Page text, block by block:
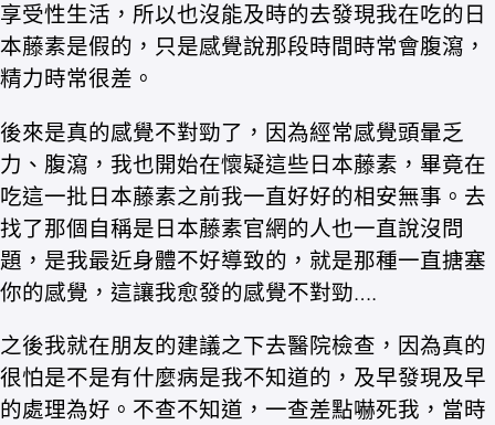
享受性生活，所以也沒能及時的去發現我在吃的日
本藤素是假的，只是感覺說那段時間時常會腹瀉，
精力時常很差。
後來是真的感覺不對勁了，因為經常感覺頭暈乏
力、腹瀉，我也開始在懷疑這些日本藤素，畢竟在
吃這一批日本藤素之前我一直好好的相安無事。去
找了那個自稱是日本藤素官網的人也一直說沒問
題，是我最近身體不好導致的，就是那種一直搪塞
你的感覺，這讓我愈發的感覺不對勁….
之後我就在朋友的建議之下去醫院檢查，因為真的
很怕是不是有什麼病是我不知道的，及早發現及早
的處理為好。不查不知道，一查差點嚇死我，當時